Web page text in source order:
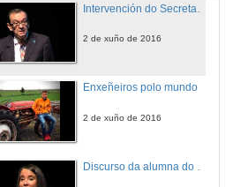
2 de xuño de 2016
Enxeñeiros polo mundo
2 de xuño de 2016